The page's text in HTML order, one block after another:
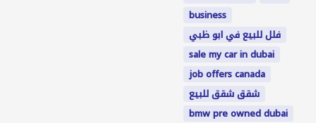
business
فلل للبيع في ابو ظبي
sale my car in dubai
job offers canada
شقق شقق للبيع
bmw pre owned dubai